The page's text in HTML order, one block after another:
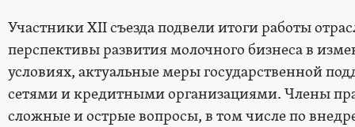
Участники XII съезда подвели итоги работы
перспективы развития молочного бизнеса в
условиях, актуальные меры государственной
сетями и кредитными организациями. Члены
сложные и острые вопросы, в том числе по